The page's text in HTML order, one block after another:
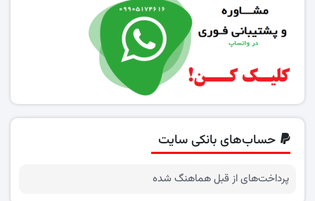
حساب‌های بانکی سایت
پرداخت‌های از قبل هماهنگ شده